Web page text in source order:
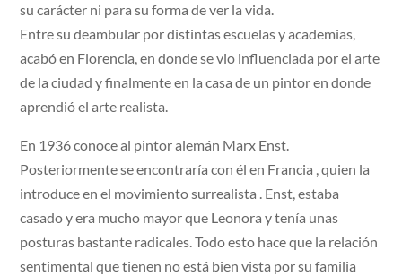
su carácter ni para su forma de ver la vida.
Entre su deambular por distintas escuelas y academias,
acabó en Florencia, en donde se vio influenciada por el arte
de la ciudad y finalmente en la casa de un pintor en donde
aprendió el arte realista.
En 1936 conoce al pintor alemán Marx Enst.
Posteriormente se encontraría con él en Francia , quien la
introduce en el movimiento surrealista . Enst, estaba
casado y era mucho mayor que Leonora y tenía unas
posturas bastante radicales. Todo esto hace que la relación
sentimental que tienen no está bien vista por su familia